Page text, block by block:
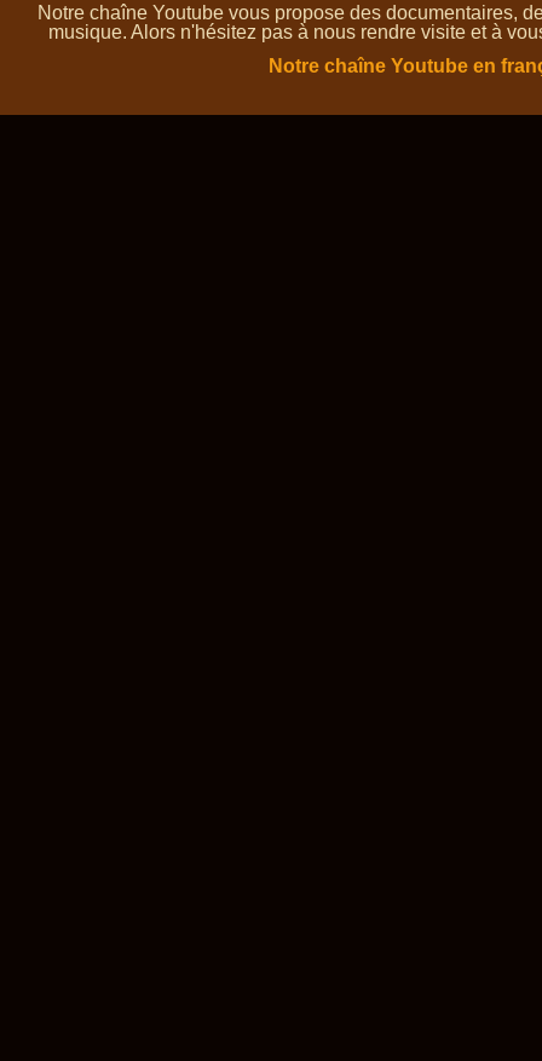
Notre chaîne Youtube vous propose des documentaires,
musique. Alors n'hésitez pas à nous rendre visite et à
Notre chaîne Youtube en